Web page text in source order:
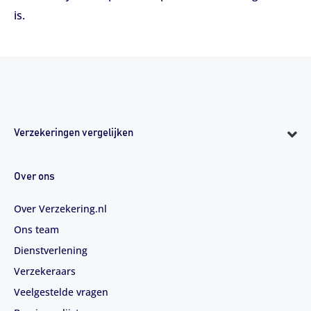
is.
Verzekeringen vergelijken
Over ons
Over Verzekering.nl
Ons team
Dienstverlening
Verzekeraars
Veelgestelde vragen